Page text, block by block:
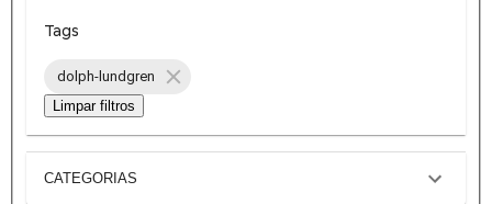
Tags
dolph-lundgren
Limpar filtros
CATEGORIAS